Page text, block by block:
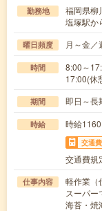
勤務地
福岡県柳
塩塚駅か
曜日頻度 月～金／
時間
8:00～
17:00(休
期間 即日～長
時給 時給
交通費
交通費規
仕事内容
軽作業（
スーパ
海苔・焼